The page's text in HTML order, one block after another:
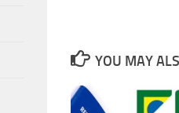
YOU MAY